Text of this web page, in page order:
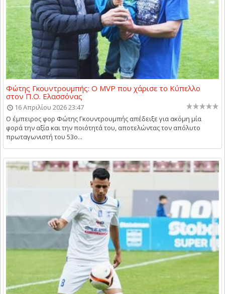
Φώτης Γκουντρουμπής: Ο MVP που χάρισε το Κύπελλο
στον Π.Ο. Ελασσόνας
16 Απριλίου 2026 23:47
Ο έμπειρος φορ Φώτης Γκουντρουμπής απέδειξε για ακόμη μία
φορά την αξία και την ποιότητά του, αποτελώντας τον απόλυτο
πρωταγωνιστή του 53ο...